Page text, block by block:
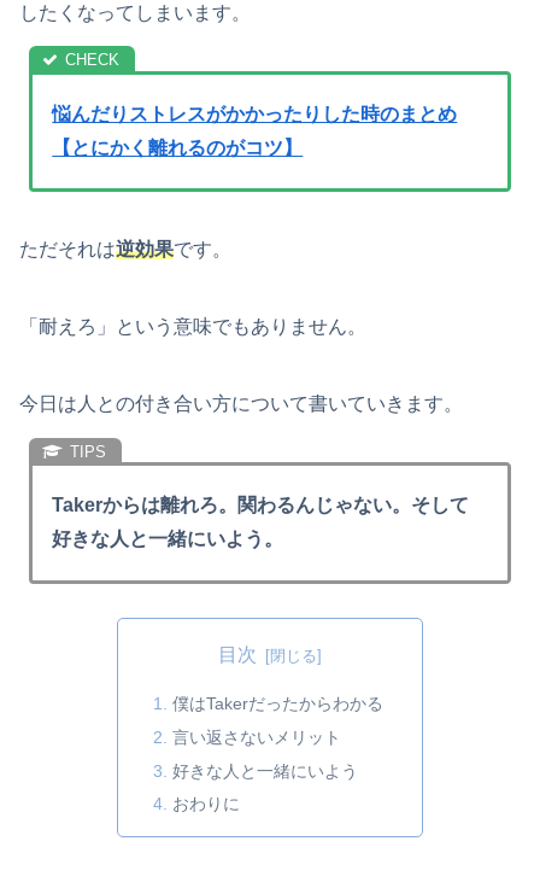
したくなってしまいます。
悩んだりストレスがかかったりした時のまとめ
【とにかく離れるのがコツ】
ただそれは逆効果です。
「耐えろ」という意味でもありません。
今日は人との付き合い方について書いていきます。
Takerからは離れろ。関わるんじゃない。そして
好きな人と一緒にいよう。
目次
僕はTakerだったからわかる
言い返さないメリット
好きな人と一緒にいよう
おわりに